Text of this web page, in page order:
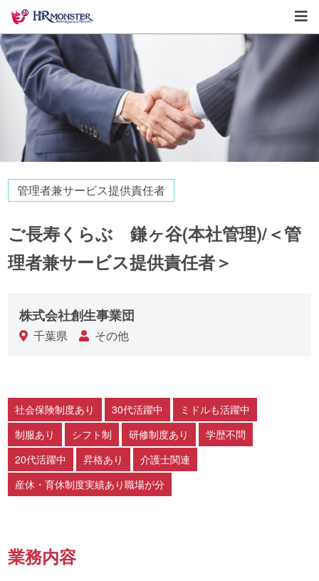
管理者兼サービス提供責任者
ご長寿くらぶ 鎌ヶ谷(本社管理)/＜管
理者兼サービス提供責任者＞
株式会社創生事業団
千葉県 その他
社会保険制度あり 30代活躍中
ミドルも活躍中
制服あり
シフト制 研修制度あり
学歴不問
20代活躍中
昇格あり
介護士関連
産休・育休制度実績あり職場が分
業務内容